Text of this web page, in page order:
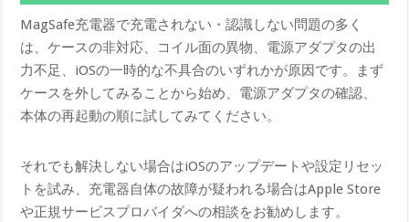
MagSafe充電器で充電されない・認識しない問題の多く
は、ケースの非対応、コイル面の異物、電源アダプタの出
力不足、iOSの一時的な不具合のいずれかが原因です。まず
ケースを外してみることから始め、電源アダプタの確認、
本体の再起動の順に試してみてください。
それでも解決しない場合はiOSのアップデートや設定リセッ
トを試み、充電器自体の故障が疑われる場合はApple Store
や正規サービスプロバイダへの相談をお勧めします。